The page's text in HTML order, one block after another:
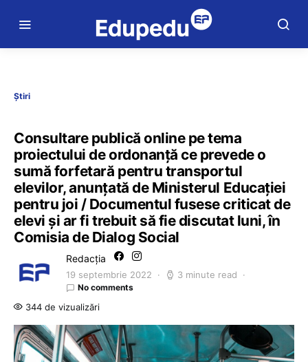
Știri
Consultare publică online pe tema
proiectului de ordonanță ce prevede o
sumă forfetară pentru transportul
elevilor, anunțată de Ministerul Educației
pentru joi / Documentul fusese criticat de
elevi și ar fi trebuit să fie discutat luni, în
Comisia de Dialog Social
Redacția
19 septembrie 2022 3 minute read
No comments
344 de vizualizări